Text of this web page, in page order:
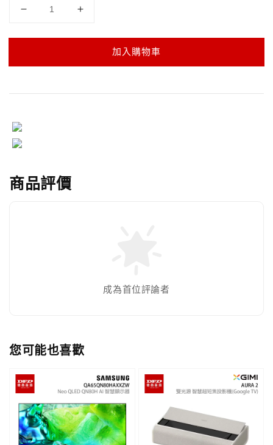
加入購物車
商品評價
成為首位評論者
您可能也喜歡